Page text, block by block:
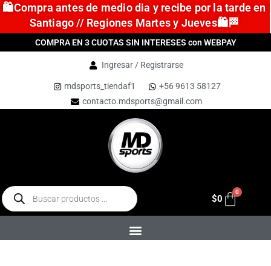
🛍️Compra antes de medio dia y recibe por la tarde en
Santiago // Regiones Martes y Jueves🛍️🏁
COMPRA EN 3 CUOTAS SIN INTERESES con WEBPAY
Ingresar / Registrarse
mdsports_tiendaf1
+56 9613 58127
contacto.mdsports@gmail.com
$0